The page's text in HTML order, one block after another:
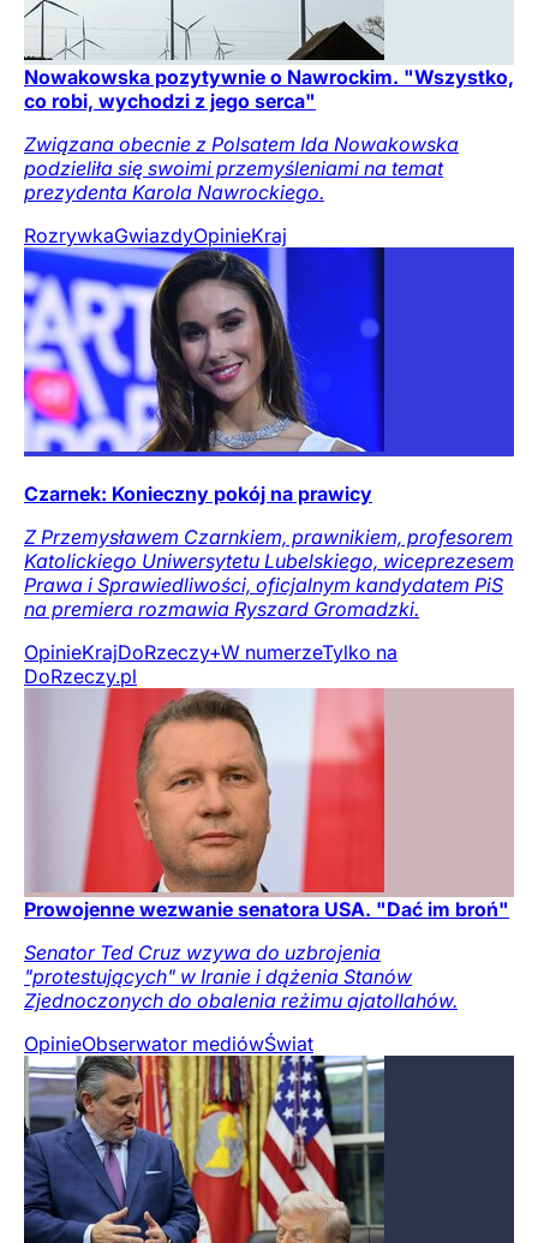
Nowakowska pozytywnie o Nawrockim. "Wszystko,
co robi, wychodzi z jego serca"
Związana obecnie z Polsatem Ida Nowakowska
podzieliła się swoimi przemyśleniami na temat
prezydenta Karola Nawrockiego.
RozrywkaGwiazdyOpinieKraj
Czarnek: Konieczny pokój na prawicy
Z Przemysławem Czarnkiem, prawnikiem, profesorem
Katolickiego Uniwersytetu Lubelskiego, wiceprezesem
Prawa i Sprawiedliwości, oficjalnym kandydatem PiS
na premiera rozmawia Ryszard Gromadzki.
OpinieKrajDoRzeczy+W numerzeTylko na
DoRzeczy.pl
Prowojenne wezwanie senatora USA. "Dać im broń"
Senator Ted Cruz wzywa do uzbrojenia
"protestujących" w Iranie i dążenia Stanów
Zjednoczonych do obalenia reżimu ajatollahów.
OpinieObserwator mediówŚwiat